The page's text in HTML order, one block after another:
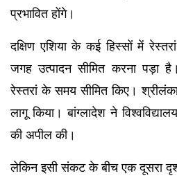
प्रभावित होंगे।
दक्षिण एशिया के कई हिस्सों में
जगह उत्पादन सीमित करना पड़ा
रेस्तरां के समय सीमित किए।
लागू किया। बांग्लादेश ने
की अपील की।
लेकिन इसी संकट के बीच एक दूसरा